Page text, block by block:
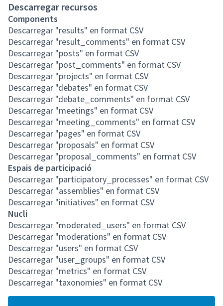
Descarregar recursos
Components
Descarregar "results" en format CSV
Descarregar "result_comments" en format CSV
Descarregar "posts" en format CSV
Descarregar "post_comments" en format CSV
Descarregar "projects" en format CSV
Descarregar "debates" en format CSV
Descarregar "debate_comments" en format CSV
Descarregar "meetings" en format CSV
Descarregar "meeting_comments" en format CSV
Descarregar "pages" en format CSV
Descarregar "proposals" en format CSV
Descarregar "proposal_comments" en format CSV
Espais de participació
Descarregar "participatory_processes" en format CSV
Descarregar "assemblies" en format CSV
Descarregar "initiatives" en format CSV
Nucli
Descarregar "moderated_users" en format CSV
Descarregar "moderations" en format CSV
Descarregar "users" en format CSV
Descarregar "user_groups" en format CSV
Descarregar "metrics" en format CSV
Descarregar "taxonomies" en format CSV